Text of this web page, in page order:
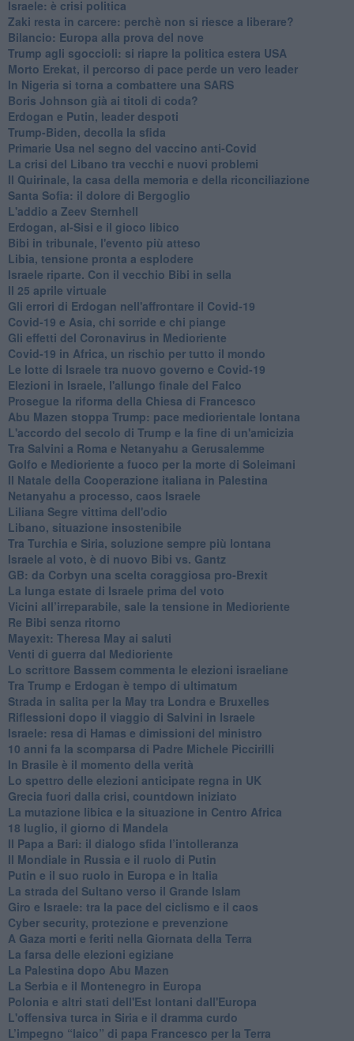
Israele: è crisi politica
Zaki resta in carcere: perchè non si riesce a liberare?
Bilancio: Europa alla prova del nove
Trump agli sgoccioli: si riapre la politica estera USA
Morto Erekat, il percorso di pace perde un vero leader
In Nigeria si torna a combattere una SARS
Boris Johnson già ai titoli di coda?
Erdogan e Putin, leader despoti
Trump-Biden, decolla la sfida
Primarie Usa nel segno del vaccino anti-Covid
La crisi del Libano tra vecchi e nuovi problemi
Il Quirinale, la casa della memoria e della riconciliazione
Santa Sofia: il dolore di Bergoglio
L'addio a ​Zeev Sternhell
Erdogan, al-Sisi e il gioco libico
Bibi in tribunale, l'evento più atteso
Libia, tensione pronta a esplodere
Israele riparte. Con il vecchio Bibi in sella
Il 25 aprile virtuale
Gli errori di Erdogan nell'affrontare il Covid-19
Covid-19 e Asia, chi sorride e chi piange
Gli effetti del Coronavirus in Medioriente
Covid-19 in Africa, un rischio per tutto il mondo
Le lotte di Israele tra nuovo governo e Covid-19
Elezioni in Israele, l'allungo finale del Falco
Prosegue la riforma della Chiesa di Francesco
Abu Mazen stoppa Trump: pace mediorientale lontana
L'accordo del secolo di Trump e la fine di un'amicizia
Tra Salvini a Roma e Netanyahu a Gerusalemme
Golfo e Medioriente a fuoco per la morte di Soleimani
Il Natale della Cooperazione italiana in Palestina
Netanyahu a processo, caos Israele
Liliana Segre vittima dell'odio
Libano, situazione insostenibile
Tra Turchia e Siria, soluzione sempre più lontana
Israele al voto, è di nuovo Bibi vs. Gantz
GB: da Corbyn una scelta coraggiosa pro-Brexit
La lunga estate di Israele prima del voto
Vicini all’irreparabile, sale la tensione in Medioriente
Re Bibi senza ritorno
Mayexit: Theresa May ai saluti
Venti di guerra dal Medioriente
Lo scrittore Bassem commenta le elezioni israeliane
Tra Trump e Erdogan è tempo di ultimatum
Strada in salita per la May tra Londra e Bruxelles
Riflessioni dopo il viaggio di Salvini in Israele
Israele: resa di Hamas e dimissioni del ministro
10 anni fa la scomparsa di Padre Michele Piccirilli
In Brasile è il momento della verità
Lo spettro delle elezioni anticipate regna in UK
Grecia fuori dalla crisi, countdown iniziato
La mutazione libica e la situazione in Centro Africa
18 luglio, il giorno di Mandela
Il Papa a Bari: il dialogo sfida l’intolleranza
Il Mondiale in Russia e il ruolo di Putin
Putin e il suo ruolo in Europa e in Italia
La strada del Sultano verso il Grande Islam
Giro e Israele: tra la pace del ciclismo e il caos
Cyber security, protezione e prevenzione
A Gaza morti e feriti nella Giornata della Terra
La farsa delle elezioni egiziane
La Palestina dopo Abu Mazen
La Serbia e il Montenegro in Europa
Polonia e altri stati dell'Est lontani dall'Europa
L'offensiva turca in Siria e il dramma curdo
L’impegno “laico” di papa Francesco per la Terra